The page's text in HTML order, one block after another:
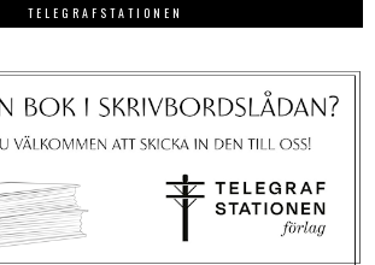
TELEGRAFSTATIONEN